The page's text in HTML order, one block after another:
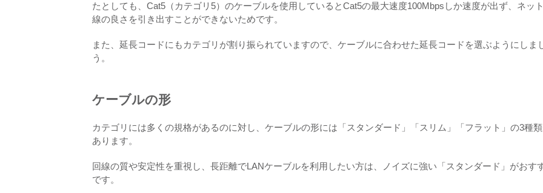
たとしても、Cat5（カテゴリ5）のケーブルを使用しているとCat5の最大速度100Mbpsしか速度が出ず、ネッ
線の良さを引き出すことができないためです。
また、延長コードにもカテゴリが割り振られていますので、ケーブルに合わせた延長コードを選ぶようにしま
う。
ケーブルの形
カテゴリには多くの規格があるのに対し、ケーブルの形には「スタンダード」「スリム」「フラット」の3種
あります。
回線の質や安定性を重視し、長距離でLANケーブルを利用したい方は、ノイズに強い「スタンダード」がおす
です。